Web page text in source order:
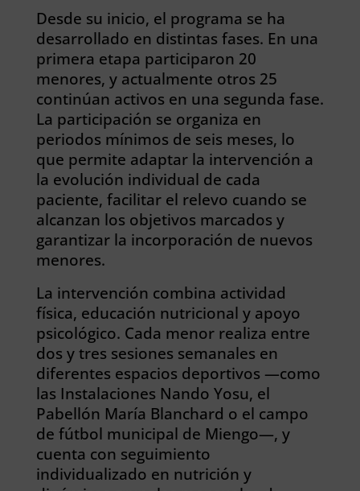
Desde su inicio, el programa se ha
desarrollado en distintas fases. En una
primera etapa participaron 20
menores, y actualmente otros 25
continúan activos en una segunda fase.
La participación se organiza en
periodos mínimos de seis meses, lo
que permite adaptar la intervención a
la evolución individual de cada
paciente, facilitar el relevo cuando se
alcanzan los objetivos marcados y
garantizar la incorporación de nuevos
menores.
La intervención combina actividad
física, educación nutricional y apoyo
psicológico. Cada menor realiza entre
dos y tres sesiones semanales en
diferentes espacios deportivos —como
las Instalaciones Nando Yosu, el
Pabellón María Blanchard o el campo
de fútbol municipal de Miengo—, y
cuenta con seguimiento
individualizado en nutrición y